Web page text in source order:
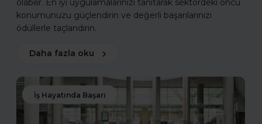
olabilir. En iyi uygulamalarınızı tanıtarak sektördeki öncü
konumunuzu güçlendirin ve değerli başarılarınızı
ödüllerle taçlandırın.
Daha fazla oku
İş Hayatında Başarı